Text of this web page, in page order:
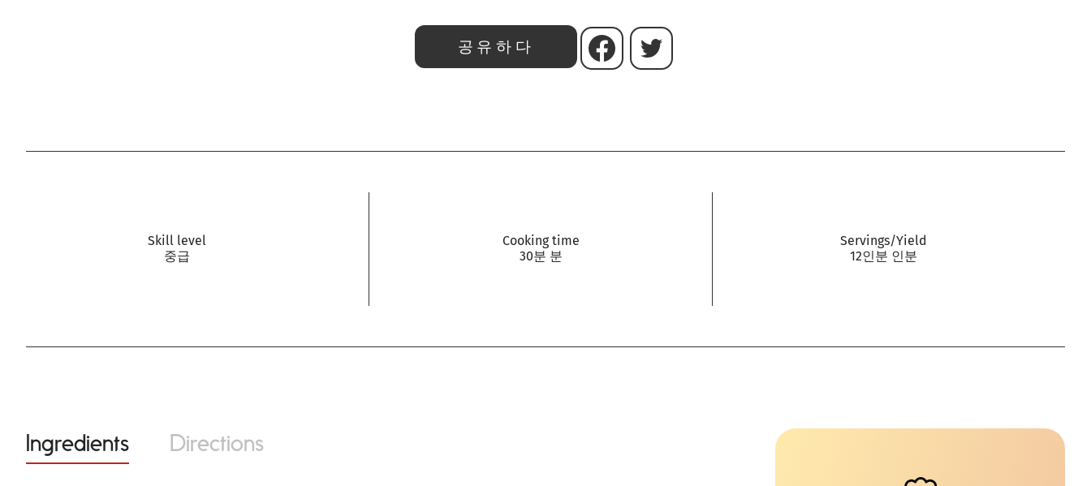
공유하다
Skill level
중급
Cooking time
30분 분
Servings/Yield
12인분 인분
Ingredients Directions